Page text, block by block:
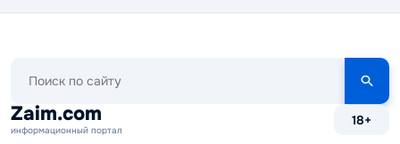
сайту
Zaim.com
информационный портал
18+